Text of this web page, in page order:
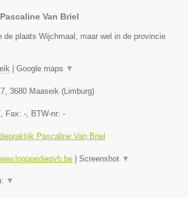
Van Briel
de plaats Wijchmaal, maar wel in de provincie
Google maps ▼
, 3680 Maaseik (Limburg)
, Fax: -, BTW-nr: -
Pascaline Van Briel
Screenshot ▼
▼